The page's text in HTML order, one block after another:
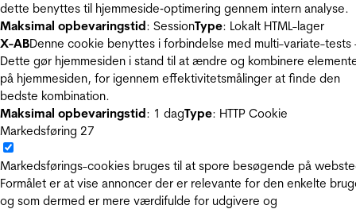
dette benyttes til hjemmeside‐optimering gennem intern analyse.
Maksimal opbevaringstid: SessionType: Lokalt HTML-lager
X-ABDenne cookie benyttes i forbindelse med multi-variate-tests
Dette gør hjemmesiden i stand til at ændre og kombinere
på hjemmesiden, for igennem effektivitetsmålinger at finde den
bedste kombination.
Maksimal opbevaringstid: 1 dagType: HTTP Cookie
Markedsføring 27
Markedsførings-cookies bruges til at spore besøgende på
Formålet er at vise annoncer der er relevante for den enkelte
og som dermed er mere værdifulde for udgivere og